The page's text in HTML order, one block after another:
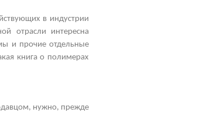
в индустрии
отрасли интересна
и прочие отдельные
книга о полимерах
нужно, прежде